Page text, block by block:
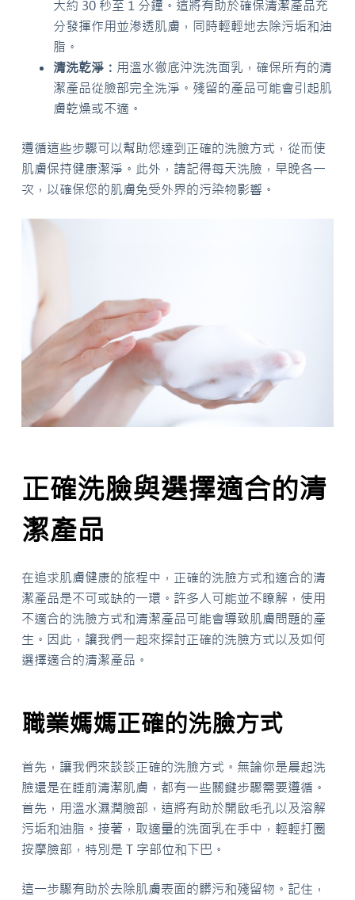
大約 30 秒至 1 分鐘。這將有助於確保清潔產品充
分發揮作用並滲透肌膚，同時輕輕地去除污垢和油
脂。
清洗乾淨： 用溫水徹底沖洗洗面乳，確保所有的清
潔產品從臉部完全洗淨。殘留的產品可能會引起肌
膚乾燥或不適。
遵循這些步驟可以幫助您達到正確的洗臉方式，從而使
肌膚保持健康潔淨。此外，請記得每天洗臉，早晚各一
次，以確保您的肌膚免受外界的污染物影響。
正確洗臉與選擇適合的清
潔產品
在追求肌膚健康的旅程中，正確的洗臉方式和適合的清
潔產品是不可或缺的一環。許多人可能並不瞭解，使用
不適合的洗臉方式和清潔產品可能會導致肌膚問題的產
生。因此，讓我們一起來探討正確的洗臉方式以及如何
選擇適合的清潔產品。
職業媽媽正確的洗臉方式
首先，讓我們來談談正確的洗臉方式。無論你是晨起洗
臉還是在睡前清潔肌膚，都有一些關鍵步驟需要遵循。
首先，用溫水濕潤臉部，這將有助於開啟毛孔以及溶解
污垢和油脂。接著，取適量的洗面乳在手中，輕輕打圈
按摩臉部，特別是 T 字部位和下巴。
這一步驟有助於去除肌膚表面的髒污和殘留物。記住，